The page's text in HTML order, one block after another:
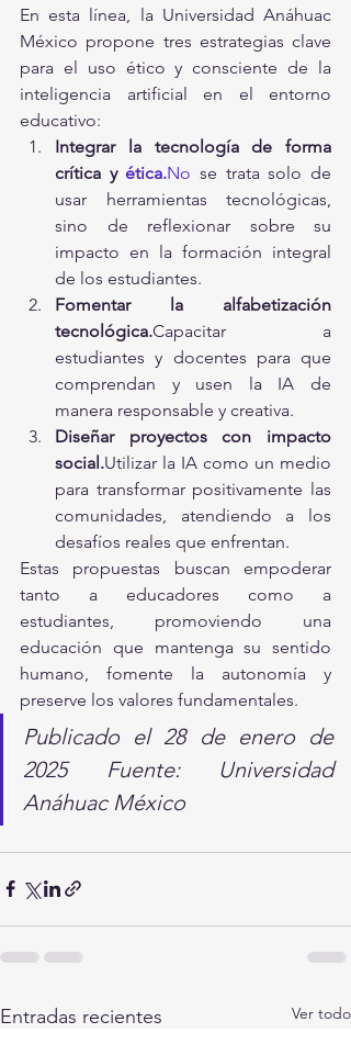
En esta línea, la Universidad Anáhuac
México propone tres estrategias clave
para el uso ético y consciente de la
inteligencia artificial en el entorno
educativo:
Integrar la tecnología de forma
crítica y ética.No se trata solo de
usar herramientas tecnológicas,
sino de reflexionar sobre su
impacto en la formación integral
de los estudiantes.
Fomentar la alfabetización
tecnológica.Capacitar a
estudiantes y docentes para que
comprendan y usen la IA de
manera responsable y creativa.
Diseñar proyectos con impacto
social.Utilizar la IA como un medio
para transformar positivamente las
comunidades, atendiendo a los
desafíos reales que enfrentan.
Estas propuestas buscan empoderar
tanto a educadores como a
estudiantes, promoviendo una
educación que mantenga su sentido
humano, fomente la autonomía y
preserve los valores fundamentales.
Publicado el 28 de enero de
2025 Fuente: Universidad
Anáhuac México
Entradas recientes Ver todo